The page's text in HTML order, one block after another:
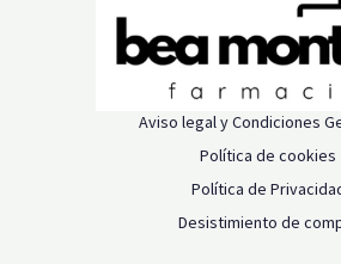
Aviso legal y Condiciones
Política de cookies
Política de
Desistimiento de